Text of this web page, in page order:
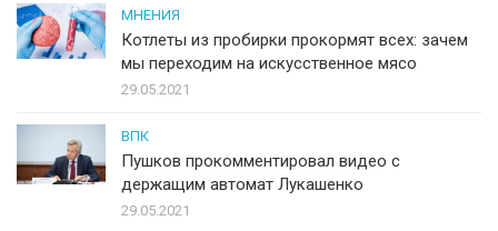
МНЕНИЯ
Котлеты из пробирки прокормят всех: зачем
мы переходим на искусственное мясо
29.05.2021
ВПК
Пушков прокомментировал видео с
держащим автомат Лукашенко
29.05.2021